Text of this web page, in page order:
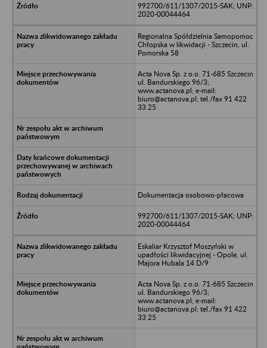
992700/611/1307/2015-SAK; UNP:
2020-00044464
Regionalna Spółdzielnia Samopomoc
Chłopska w likwidacji - Szczecin, ul.
Pomorska 58
Acta Nova Sp. z o.o. 71-685 Szczecin
ul. Bandurskiego 96/3;
www.actanova.pl; e-mail:
biuro@actanova.pl; tel./fax 91 422
33 25
Dokumentacja osobowo-płacowa
992700/611/1307/2015-SAK; UNP:
2020-00044464
Eskaliar Krzysztof Moszyński w
upadłości likwidacyjnej - Opole, ul.
Majora Hubala 14 D/9
Acta Nova Sp. z o.o. 71-685 Szczecin
ul. Bandurskiego 96/3;
www.actanova.pl; e-mail:
biuro@actanova.pl; tel./fax 91 422
33 25